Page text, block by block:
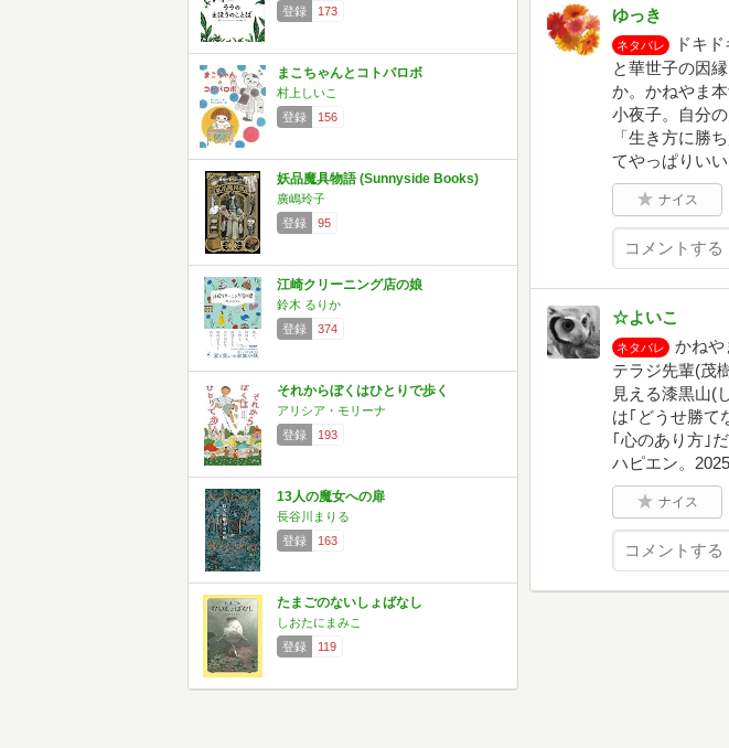
登録
173
まこちゃんとコトバロボ
村上しいこ
登録
156
妖品魔具物語 (Sunnyside Books)
廣嶋玲子
登録
95
江崎クリーニング店の娘
鈴木 るりか
登録
374
それからぼくはひとりで歩く
アリシア・モリーナ
登録
193
13人の魔女への扉
長谷川まりる
登録
163
たまごのないしょばなし
しおたにまみこ
登録
119
ゆっき
ネタバレ
ドキ
と華世子の因
か。かねやま
小夜子。自分
「生き方に勝
てやっぱりい
ナイス
☆よいこ
ネタバレ
かねや
テラジ先輩(茂
見える漆黒山(
は｢どうせ勝て
｢心のあり方｣
ハピエン。
ナイス